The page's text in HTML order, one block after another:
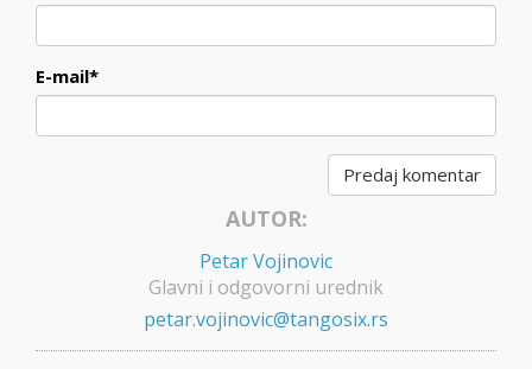
E-mail*
AUTOR:
Petar Vojinovic
Glavni i odgovorni urednik
petar.vojinovic@tangosix.rs